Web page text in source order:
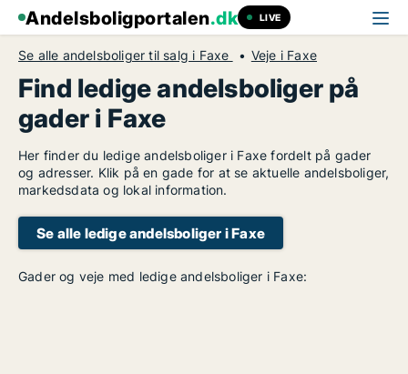
Andelsboligportalen.dk LIVE
Se alle andelsboliger til salg i Faxe Veje i Faxe
Find ledige andelsboliger på
gader i Faxe
Her finder du ledige andelsboliger i Faxe fordelt på gader
og adresser. Klik på en gade for at se aktuelle andelsboliger,
markedsdata og lokal information.
Se alle ledige andelsboliger i Faxe
Gader og veje med ledige andelsboliger i Faxe: